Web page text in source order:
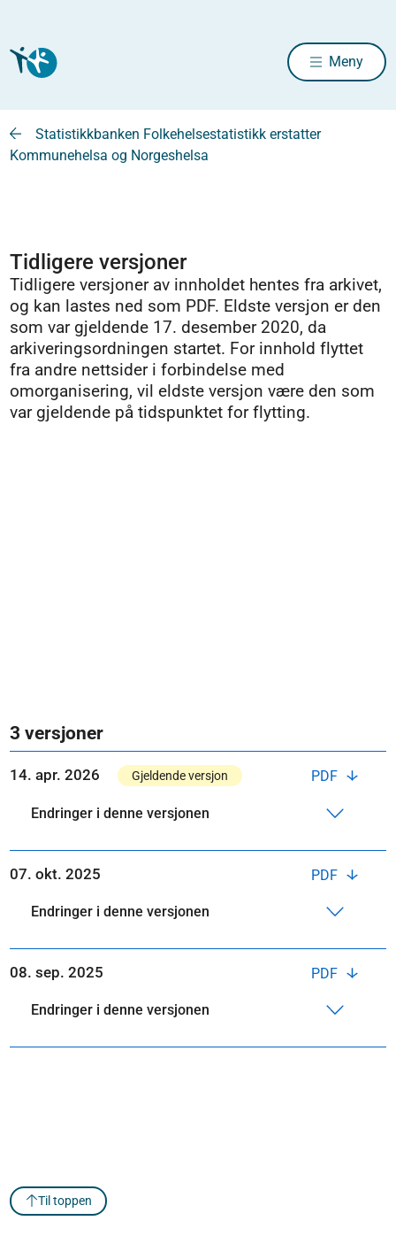
Meny
Statistikkbanken Folkehelsestatistikk erstatter
Kommunehelsa og Norgeshelsa
Tidligere versjoner
Tidligere versjoner av innholdet hentes fra arkivet,
og kan lastes ned som PDF. Eldste versjon er den
som var gjeldende 17. desember 2020, da
arkiveringsordningen startet. For innhold flyttet
fra andre nettsider i forbindelse med
omorganisering, vil eldste versjon være den som
var gjeldende på tidspunktet for flytting.
3 versjoner
PDF
14. apr. 2026 Gjeldende versjon
Endringer i denne versjonen
PDF
07. okt. 2025
Endringer i denne versjonen
PDF
08. sep. 2025
Endringer i denne versjonen
Til toppen